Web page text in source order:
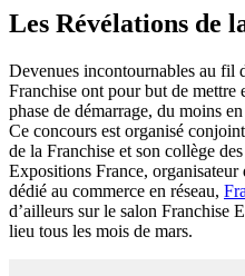
Les Révélations de
Devenues incontournables au fil
Franchise ont pour but de mettre
phase de démarrage, du moins
Ce concours est organisé
de la Franchise et son collège
Expositions France, organisateur
dédié au commerce en réseau,
d’ailleurs sur le salon Franchise
lieu tous les mois de mars.